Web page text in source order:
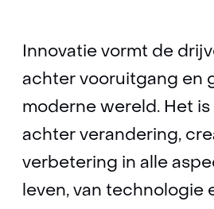
Innovatie vormt de
achter vooruitgang en
moderne wereld. Het
achter verandering,
verbetering in alle
leven, van technologie